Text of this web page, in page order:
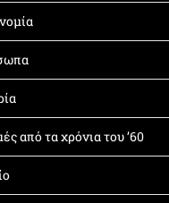
από τα χρόνια του ’60